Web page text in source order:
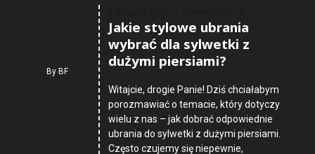
ByBF
Jakie stylowe ubrania
wybrać dla sylwetki z
dużymi piersiami?
Witajcie, drogie Panie! Dziś chciałabym
porozmawiać o temacie, który dotyczy
wielu z nas – jak dobrać odpowiednie
ubrania do sylwetki z dużymi piersiami.
Często czujemy się niepewnie,